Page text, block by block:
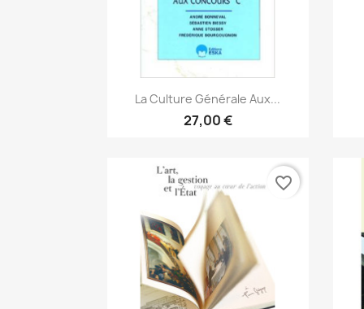
Aperçu rapide
La Culture Générale Aux...
27,00 €
favorite_border